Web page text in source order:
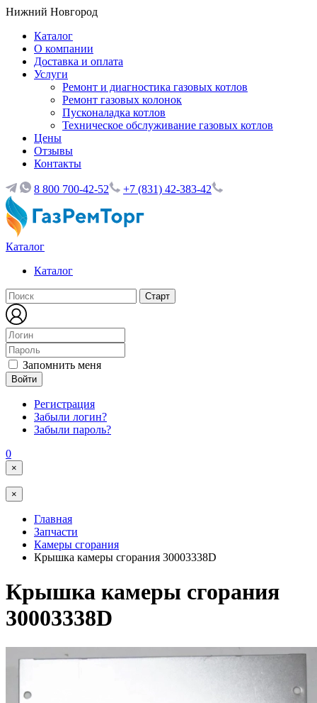
Нижний Новгород
Каталог
О компании
Доставка и оплата
Услуги
Ремонт и диагностика газовых котлов
Ремонт газовых колонок
Пусконаладка котлов
Техническое обслуживание газовых котлов
Цены
Отзывы
Контакты
8 800 700-42-52 +7 (831) 42-383-42
Каталог
Каталог
Запомнить меня
Войти
Регистрация
Забыли логин?
Забыли пароль?
0
×
×
Главная
Запчасти
Камеры сгорания
Крышка камеры сгорания 30003338D
Крышка камеры сгорания
30003338D